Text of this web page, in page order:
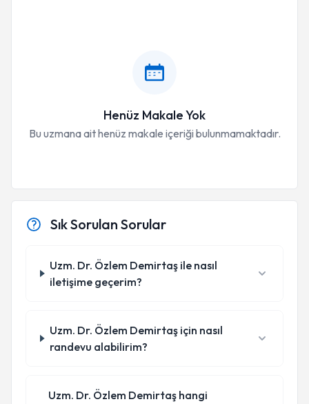
Henüz Makale Yok
Bu uzmana ait henüz makale içeriği bulunmamaktadır.
Sık Sorulan Sorular
Uzm. Dr. Özlem Demirtaş ile nasıl
iletişime geçerim?
Uzm. Dr. Özlem Demirtaş için nasıl
randevu alabilirim?
Uzm. Dr. Özlem Demirtaş hangi